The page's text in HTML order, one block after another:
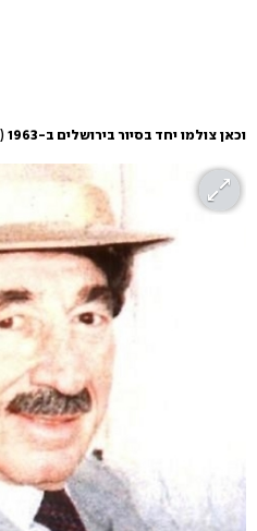
וכאן צולמו יחד בסיור בירושלים ב-1963